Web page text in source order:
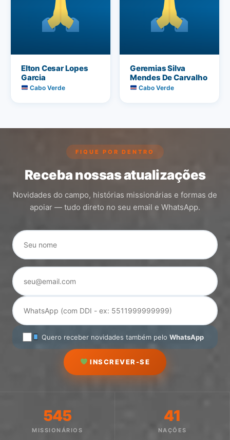
Elton Cesar Lopes
Garcia
Cabo Verde
Geremias Silva
Mendes De Carvalho
Cabo Verde
FIQUE POR DENTRO
Receba nossas atualizações
Novidades do campo, histórias missionárias e formas de
apoiar — tudo direto no seu email e WhatsApp.
Quero receber novidades também pelo WhatsApp
INSCREVER-SE
545
MISSIONÁRIOS
41
NAÇÕES